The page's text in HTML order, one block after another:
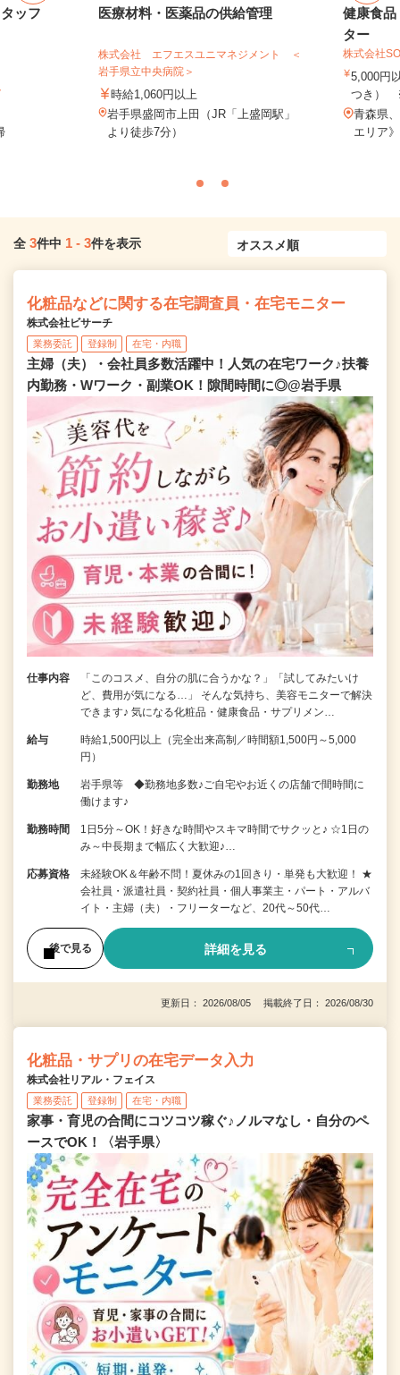
ッフ 医療材料・医薬品の供給管理
株式会社 エフエスユニマネジメント ＜
岩手県立中央病院＞
時給1,060円以上
岩手県盛岡市上田（JR「上盛岡駅」
より徒歩7分）
健康食品
ター
株式会社
5,000円
つき）
青森県
エリア》
全 3件中 1 - 3件を表示
化粧品などに関する在宅調査員・在宅モニター
株式会社ビサーチ
業務委託 登録制 在宅・内職
主婦（夫）・会社員多数活躍中！人気の在宅ワーク♪扶養
内勤務・Wワーク・副業OK！隙間時間に◎@岩手県
仕事内容
「このコスメ、自分の肌に合うかな？」「試してみたいけ
ど、費用が気になる…」 そんな気持ち、美容モニターで解決
できます♪ 気になる化粧品・健康食品・サプリメン…
給与
時給1,500円以上（完全出来高制／時間額1,500円～5,000
円）
勤務地
岩手県等 ◆勤務地多数♪ご自宅やお近くの店舗で間時間に
働けます♪
勤務時間
1日5分～OK！好きな時間やスキマ時間でサクッと♪ ☆1日の
み～中長期まで幅広く大歓迎♪…
応募資格
未経験OK＆年齢不問！夏休みの1回きり・単発も大歓迎！ ★
会社員・派遣社員・契約社員・個人事業主・パート・アルバ
イト・主婦（夫）・フリーターなど、20代～50代…
後で見る 詳細を見る
更新日： 2026/08/05 掲載終了日： 2026/08/30
化粧品・サプリの在宅データ入力
株式会社リアル・フェイス
業務委託 登録制 在宅・内職
家事・育児の合間にコツコツ稼ぐ♪ノルマなし・自分のペ
ースでOK！〈岩手県〉